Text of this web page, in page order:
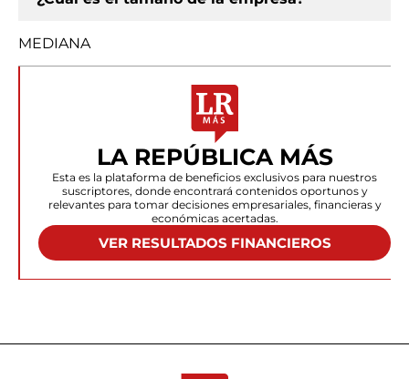
MEDIANA
LA REPÚBLICA MÁS
Esta es la plataforma de beneficios exclusivos para nuestros
suscriptores, donde encontrará contenidos oportunos y
relevantes para tomar decisiones empresariales, financieras y
económicas acertadas.
VER RESULTADOS FINANCIEROS